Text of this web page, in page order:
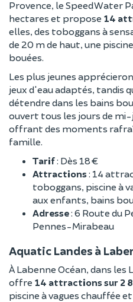
Provence, le Speed Water
hectares et propose 14
elles, des toboggans à
de 20 m de haut, une
bouées.
Les plus jeunes
jeux d'eau adaptés, tandis
détendre dans les bains
ouvert tous les jours de
offrant des moments
famille.
Tarif: Dès 18 €
Attractions: 14
toboggans, piscine à
aux enfants, bains
Adresse: 6 Route du
Pennes-Mirabeau
Aquatic Landes à
À Labenne Océan, dans les
offre 14 attractions sur 2
piscine à vagues chauffée